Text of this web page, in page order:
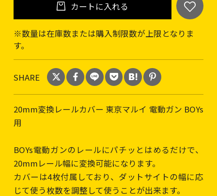
カートに入れる
※数量は在庫数または購入制限数が上限となりま
す。
SHARE
20mm変換レールカバー 東京マルイ 電動ガン BOYs
用
BOYs電動ガンのレールにパチッとはめるだけで、
20mmレール幅に変換可能になります。
カバーは4枚付属しており、ダットサイトの幅に応
じて使う枚数を調整して使うことが出来ます。